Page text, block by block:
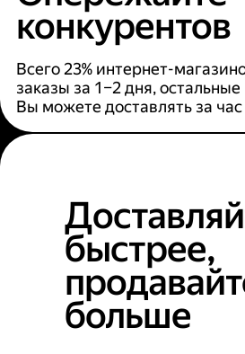
конкурентов
Всего 23% интернет-
заказы за 1–2 дня,
Вы можете доставлять за час
быстрее,
больше